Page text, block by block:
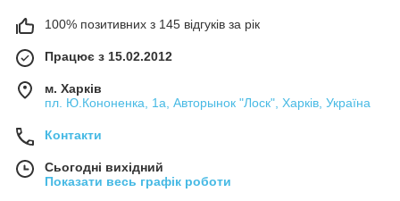
100% позитивних з 145 відгуків за рік
Працює з 15.02.2012
м. Харків
пл. Ю.Кононенка, 1а, Авторынок "Лоск", Харків, Україна
Контакти
Сьогодні вихідний
Показати весь графік роботи